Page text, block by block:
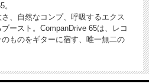
、自然なコンプ、呼吸するエクス
ースト。CompanDrive 65は、レコ
ものをギターに宿す、唯一無二の